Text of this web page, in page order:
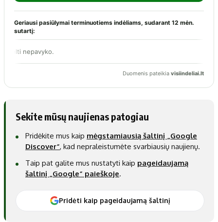
Sekite mūsų naujienas patogiau
Pridėkite mus kaip mėgstamiausią šaltinį „Google
Discover“, kad nepraleistumėte svarbiausių naujienų.
Taip pat galite mus nustatyti kaip pageidaujamą
šaltinį „Google“ paieškoje.
Pridėti kaip pageidaujamą šaltinį